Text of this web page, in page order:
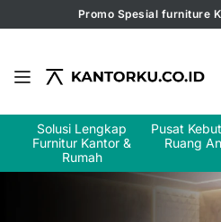
Promo Spesial furniture
Solusi Lengkap
Furnitur Kantor &
Rumah
Pusat
Ruang